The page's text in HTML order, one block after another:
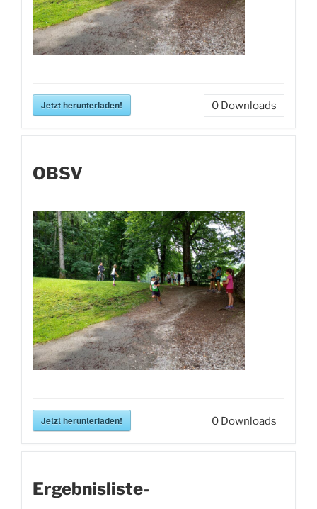
Jetzt herunterladen! 0 Downloads
OBSV
Jetzt herunterladen! 0 Downloads
Ergebnisliste-